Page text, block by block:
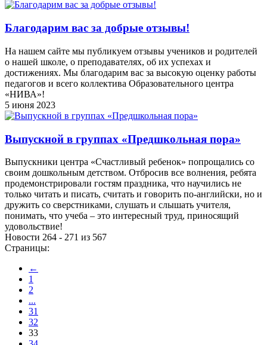
Благодарим вас за добрые отзывы!
На нашем сайте мы публикуем отзывы учеников и родителей
о нашей школе, о преподавателях, об их успехах и
достижениях. Мы благодарим вас за высокую оценку работы
педагогов и всего коллектива Образовательного центра
«НИВА»!
5 июня 2023
Выпускной в группах «Предшкольная пора»
Выпускники центра «Счастливый ребенок» попрощались со
своим дошкольным детством. Отбросив все волнения, ребята
продемонстрировали гостям праздника, что научились не
только читать и писать, считать и говорить по-английски, но и
дружить со сверстниками, слушать и слышать учителя,
понимать, что учеба – это интересный труд, приносящий
удовольствие!
Новости 264 - 271 из 567
Страницы:
←
1
2
...
31
32
33